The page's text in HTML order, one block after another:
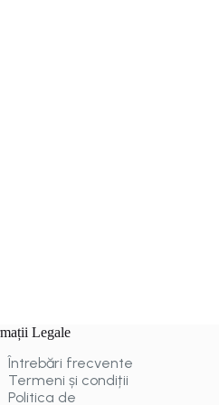
Legale
Întrebări frecvente
Termeni și condiții
Politica de